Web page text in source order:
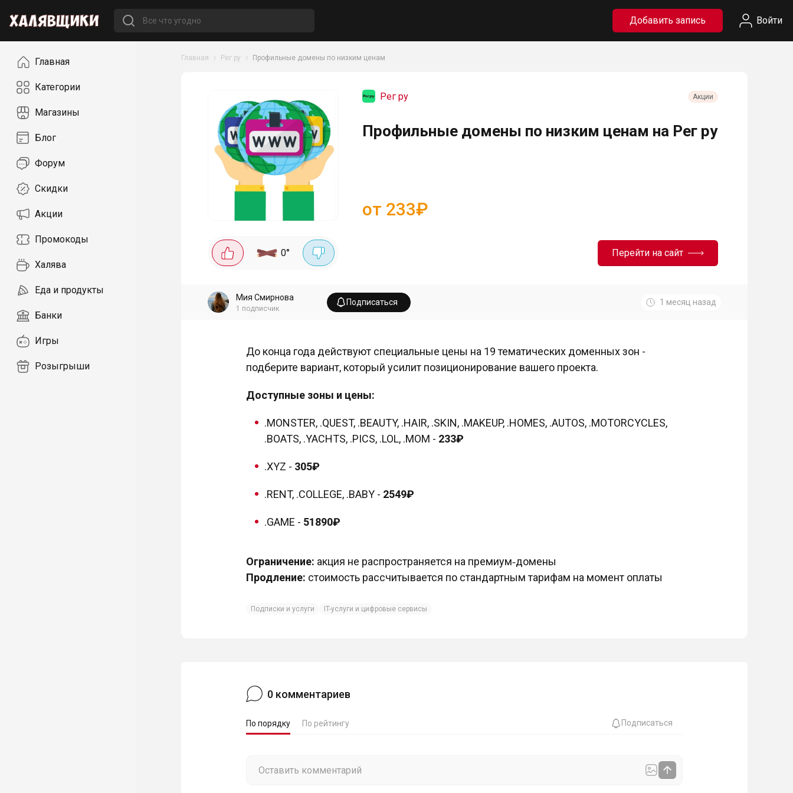
Добавить запись Войти
НавигацияГлавная
Категории
Магазины
Блог
Форум
Скидки
Акции
Промокоды
Халява
Еда и продукты
Банки
Игры
Розыгрыши
Главная Рег ру Профильные домены по низким ценам
Рег ру Акции
Профильные домены по низким ценам на Рег ру
от 233₽
0° Перейти на сайт
Мия Смирнова
1 подписчик
Подписаться 1 месяц назад
До конца года действуют специальные цены на 19 тематических доменных зон -
подберите вариант, который усилит позиционирование вашего проекта.
Доступные зоны и цены:
.MONSTER, .QUEST, .BEAUTY, .HAIR, .SKIN, .MAKEUP, .HOMES, .AUTOS, .MOTORCYCLES,
.BOATS, .YACHTS, .PICS, .LOL, .MOM - 233₽
.XYZ - 305₽
.RENT, .COLLEGE, .BABY - 2549₽
.GAME - 51890₽
Ограничение: акция не распространяется на премиум‑домены
Продление: стоимость рассчитывается по стандартным тарифам на момент оплаты
Подписки и услуги IT-услуги и цифровые сервисы
0 комментариев
По порядку По рейтингу Подписаться